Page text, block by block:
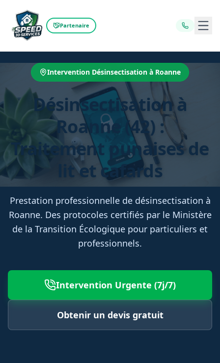
Partenaire
Intervention Désinsectisation à Roanne
Désinsectisation à
Roanne (42) :
Traitement punaises de
lit et cafards
Prestation professionnelle de désinsectisation à
Roanne. Des protocoles certifiés par le Ministère
de la Transition Écologique pour particuliers et
professionnels.
Intervention Urgente (7j/7)
Obtenir un devis gratuit